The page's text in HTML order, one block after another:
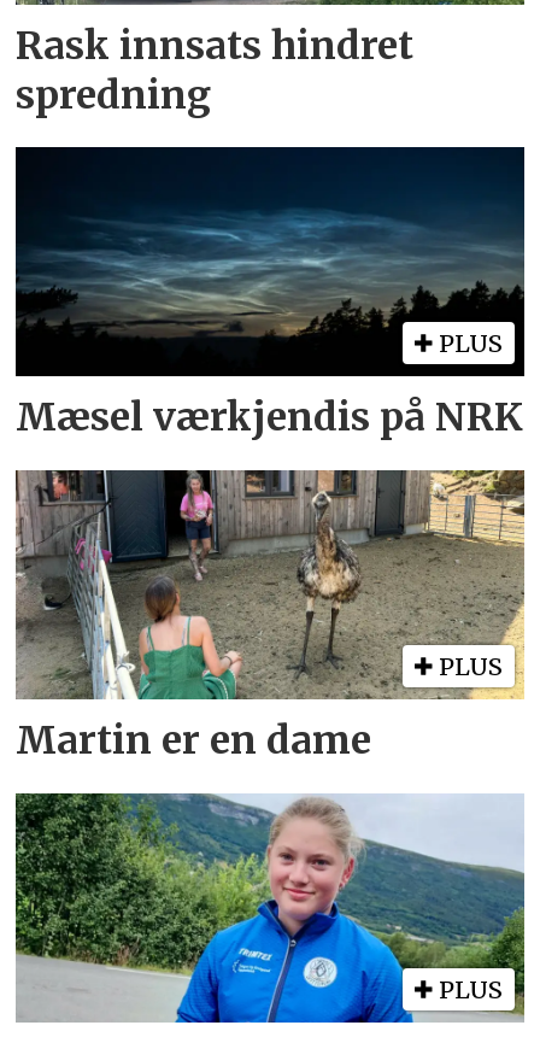
Rask innsats hindret
spredning
PLUS
Mæsel værkjendis på NRK
PLUS
Martin er en dame
PLUS